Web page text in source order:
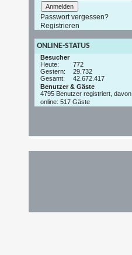
Passwort vergessen?
Registrieren
ONLINE-STATUS
Besucher
Heute:
772
Gestern:
29.732
Gesamt:
42.672.417
Benutzer & Gäste
4795 Benutzer registriert, davon
online: 517 Gäste